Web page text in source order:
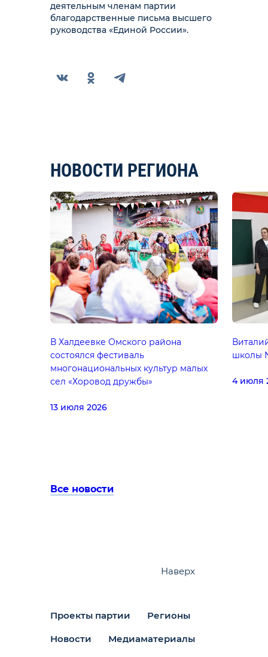
деятельным членам партии
благодарственные письма высшего
руководства «Единой России».
НОВОСТИ РЕГИОНА
В Халдеевке Омского района
состоялся фестиваль
многонациональных культур малых
сел «Хоровод дружбы»
13 июля 2026
школы
4 июля
Все новости
Проекты партии Регионы
Новости Медиаматериалы
Наверх